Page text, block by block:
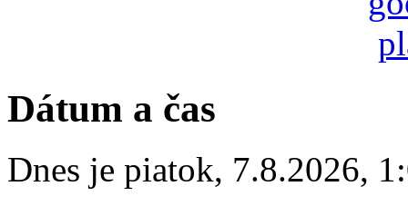
Dátum a čas
Dnes je piatok, 7.8.2026,